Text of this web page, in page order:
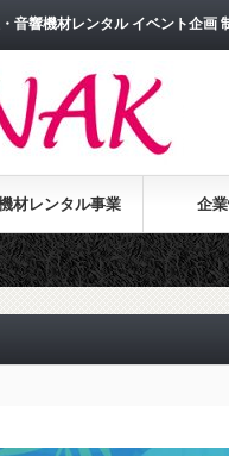
音響機材レンタル イベント企
材レンタル事業 企
フジ